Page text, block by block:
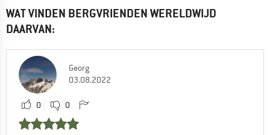
WAT VINDEN BERGVRIENDEN WERELDWIJD
DAARVAN:
Georg
03.08.2022
0 0